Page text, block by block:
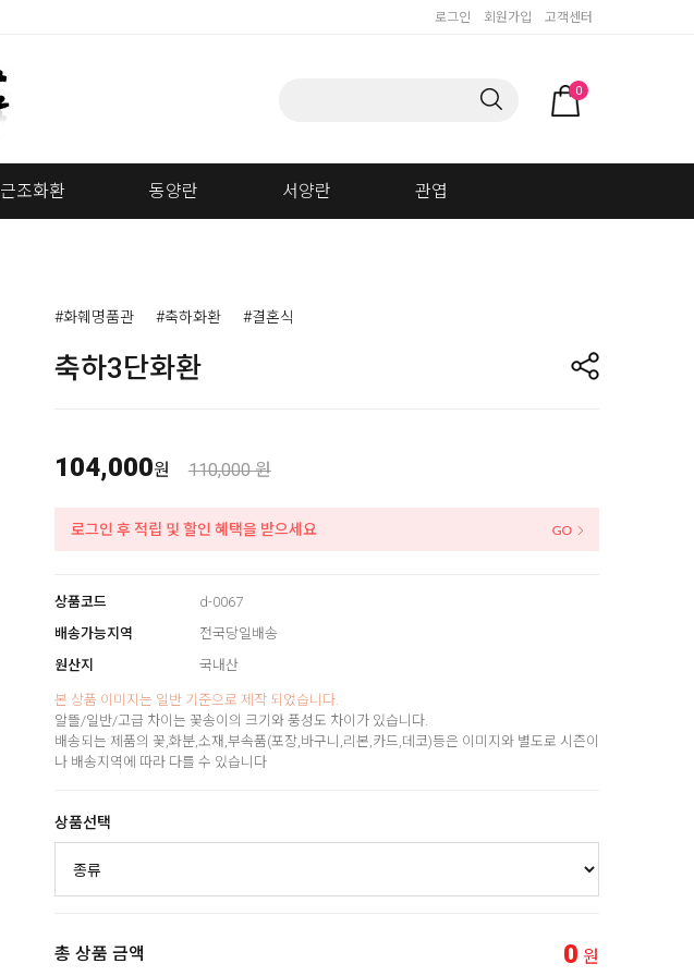
로그인 회원가입 고객센터
0
근조화환 동양란 서양란 관엽
#화훼명품관 #축하화환 #결혼식
축하3단화환
104,000원 110,000 원
로그인 후 적립 및 할인 혜택을 받으세요
상품코드
d-0067
배송가능지역
전국당일배송
원산지
국내산
본 상품 이미지는 일반 기준으로 제작 되었습니다.
알뜰/일반/고급 차이는 꽃송이의 크기와 풍성도 차이가 있습니다.
배송되는 제품의 꽃,화분,소재,부속품(포장,바구니,리본,카드,데코)등은 이미지와 별도로 시즌이
나 배송지역에 따라 다를 수 있습니다
상품선택
총 상품 금액 0 원